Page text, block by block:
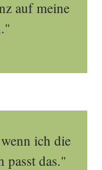
auf meine
ich die
passt das."